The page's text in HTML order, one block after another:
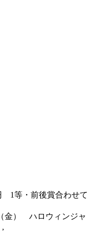
1等・前後賞合わせて
金） ハロウィンジャ